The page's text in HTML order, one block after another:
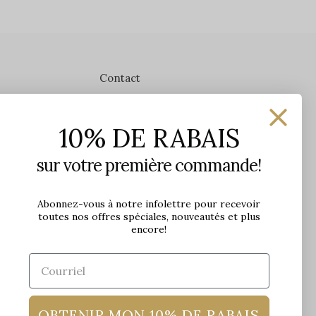
Contact
1650 avenue Jules-Verne, Local 103
G2G 2R1, Québec, Canada
Lundi: 9h - 17h
Mardi: 9h - 17h
Mercredi: 9h - 18h
Jeudi: 9h - 21h
Samedi: 9h à 17h
10% DE RABAIS
sur votre première commande!
Abonnez-vous à notre infolettre pour recevoir
toutes nos offres spéciales, nouveautés et plus
encore!